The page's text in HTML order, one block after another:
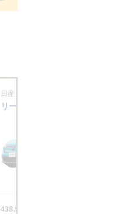
日産
リーフ
438.9～722.7万円